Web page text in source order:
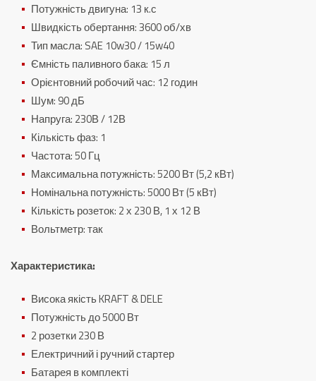
Потужність двигуна: 13 к.с
Швидкість обертання: 3600 об/хв
Тип масла: SAE 10w30 / 15w40
Ємність паливного бака: 15 л
Орієнтовний робочий час: 12 годин
Шум: 90 дБ
Напруга: 230В / 12В
Кількість фаз: 1
Частота: 50 Гц
Максимальна потужність: 5200 Вт (5,2 кВт)
Номінальна потужність: 5000 Вт (5 кВт)
Кількість розеток: 2 х 230 В, 1 х 12 В
Вольтметр: так
Характеристика:
Висока якість KRAFT & DELE
Потужність до 5000 Вт
2 розетки 230 В
Електричний і ручний стартер
Батарея в комплекті